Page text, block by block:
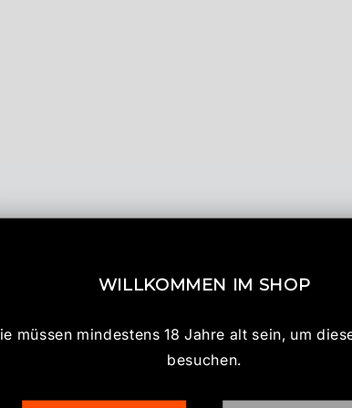
WILLKOMMEN IM SHOP
müssen mindestens 18 Jahre alt sein, um
besuchen.